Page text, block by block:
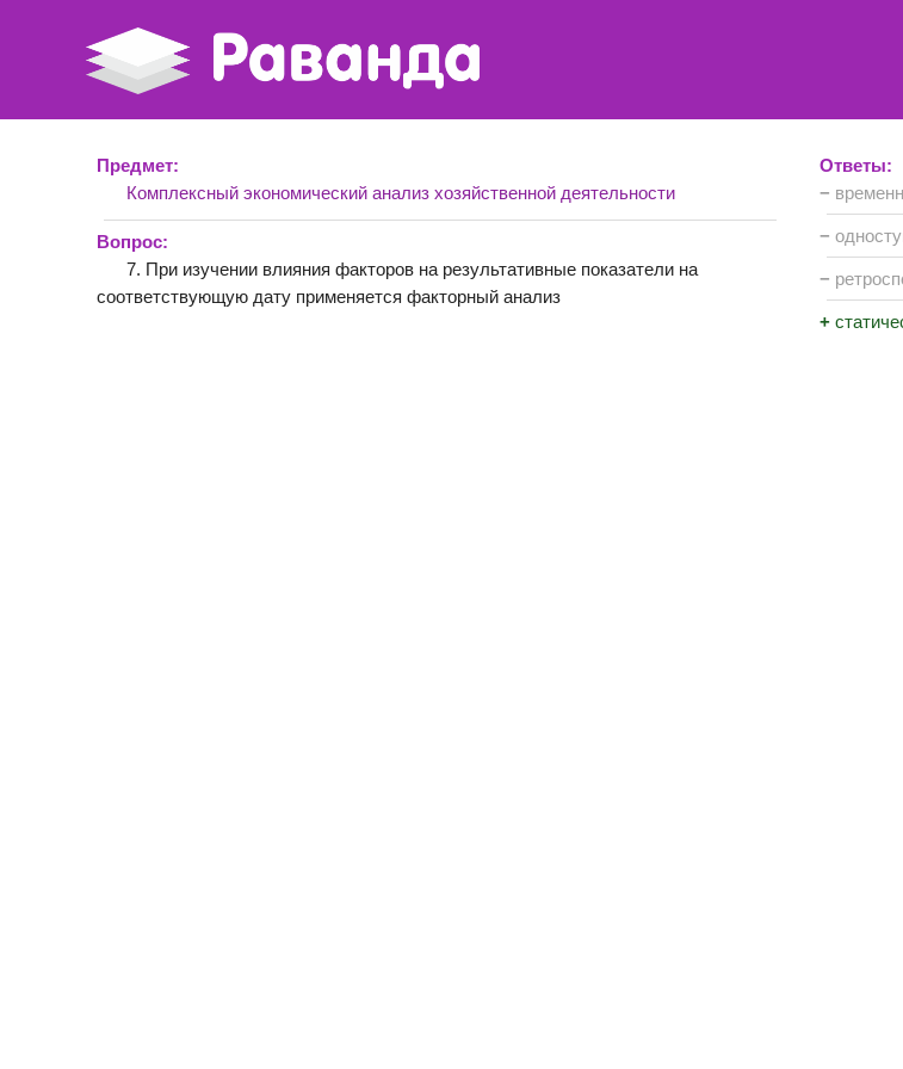
Предмет:
Комплексный экономический анализ хозяйственной деятельности
Вопрос:
7. При изучении влияния факторов на результативные показатели на
соответствующую дату применяется факторный анализ
Ответы:
−
−
−
+